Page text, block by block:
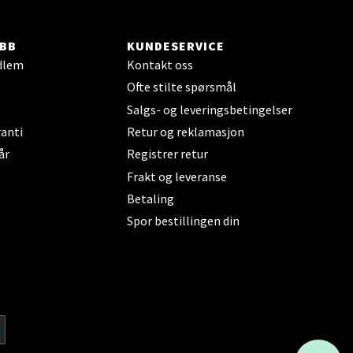
KUNDESERVICE
Kontakt oss
Ofte stilte spørsmål
Salgs- og leveringsbetingelser
Retur og reklamasjon
Registrer retur
Frakt og leveranse
Betaling
Spor bestillingen din